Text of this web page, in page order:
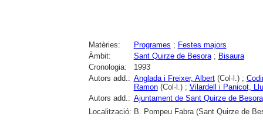
Matèries: Programes ; Festes majors
Àmbit:
Sant Quirze de Besora; Bisaura
Cronologia:
1993
Autors add.: Anglada i Freixer, Albert(Col·l.) ;
Ramon(Col·l.) ; Vilardell i Panicot,
Autors add.: Ajuntament de Sant Quirze de Besora
Localització: B. Pompeu Fabra (Sant Quirze de